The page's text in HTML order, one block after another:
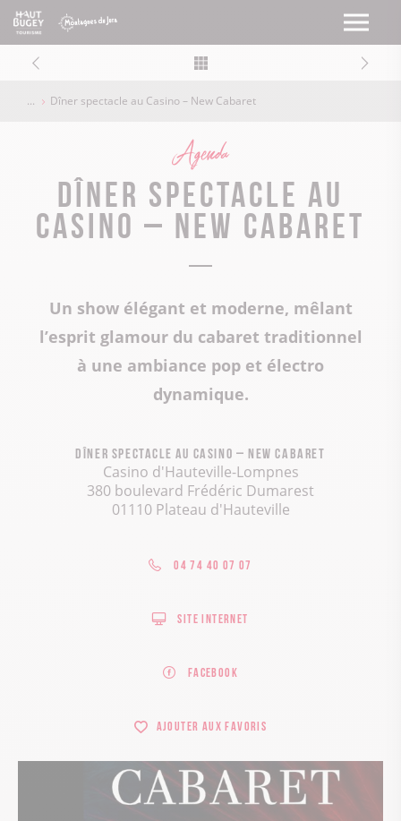
Dîner spectacle au Casino – New Cabaret
Agenda
Dîner spectacle au
Casino – New Cabaret
Un show élégant et moderne, mêlant
l’esprit glamour du cabaret traditionnel
à une ambiance pop et électro
dynamique.
Dîner spectacle au Casino – New Cabaret
Casino d'Hauteville-Lompnes
380 boulevard Frédéric Dumarest
01110 Plateau d'Hauteville
04 74 40 07 07
Site internet
Facebook
Ajouter aux favoris